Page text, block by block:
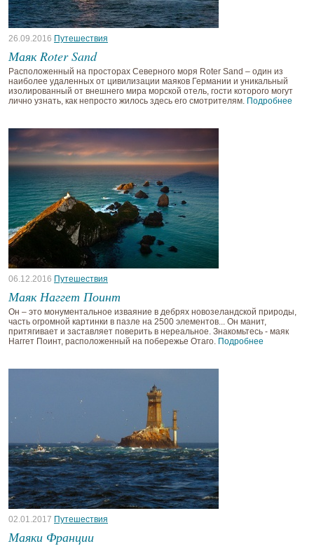
26.09.2016 Путешествия
Маяк Roter Sand
Расположенный на просторах Северного моря Roter Sand – один из
наиболее удаленных от цивилизации маяков Германии и уникальный
изолированный от внешнего мира морской отель, гости которого могут
лично узнать, как непросто жилось здесь его смотрителям. Подробнее
06.12.2016 Путешествия
Маяк Наггет Поинт
Он – это монументальное изваяние в дебрях новозеландской природы,
часть огромной картинки в пазле на 2500 элементов... Он манит,
притягивает и заставляет поверить в нереальное. Знакомьтесь - маяк
Наггет Поинт, расположенный на побережье Отаго. Подробнее
02.01.2017 Путешествия
Маяки Франции